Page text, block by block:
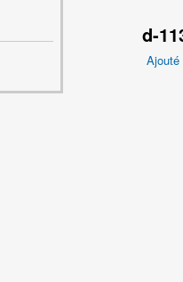
d-
Ajouté